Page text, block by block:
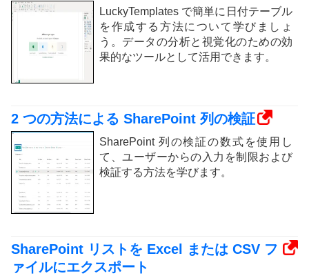
LuckyTemplates で簡単に日付テーブル
を作成する方法について学びましょ
う。データの分析と視覚化のための効
果的なツールとして活用できます。
2 つの方法による SharePoint 列の検証
SharePoint 列の検証の数式を使用し
て、ユーザーからの入力を制限および
検証する方法を学びます。
SharePoint リストを Excel または CSV フ
ァイルにエクスポート